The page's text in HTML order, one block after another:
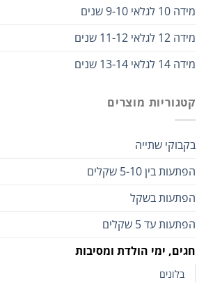
מידה 10 לגלאי 9-10 שנים
מידה 12 לגלאי 11-12 שנים
מידה 14 לגלאי 13-14 שנים
קטגוריות מוצרים
בקבוקי שתייה
הפתעות בין 5-10 שקלים
הפתעות בשקל
הפתעות עד 5 שקלים
חגים, ימי הולדת ומסיבות
בלונים